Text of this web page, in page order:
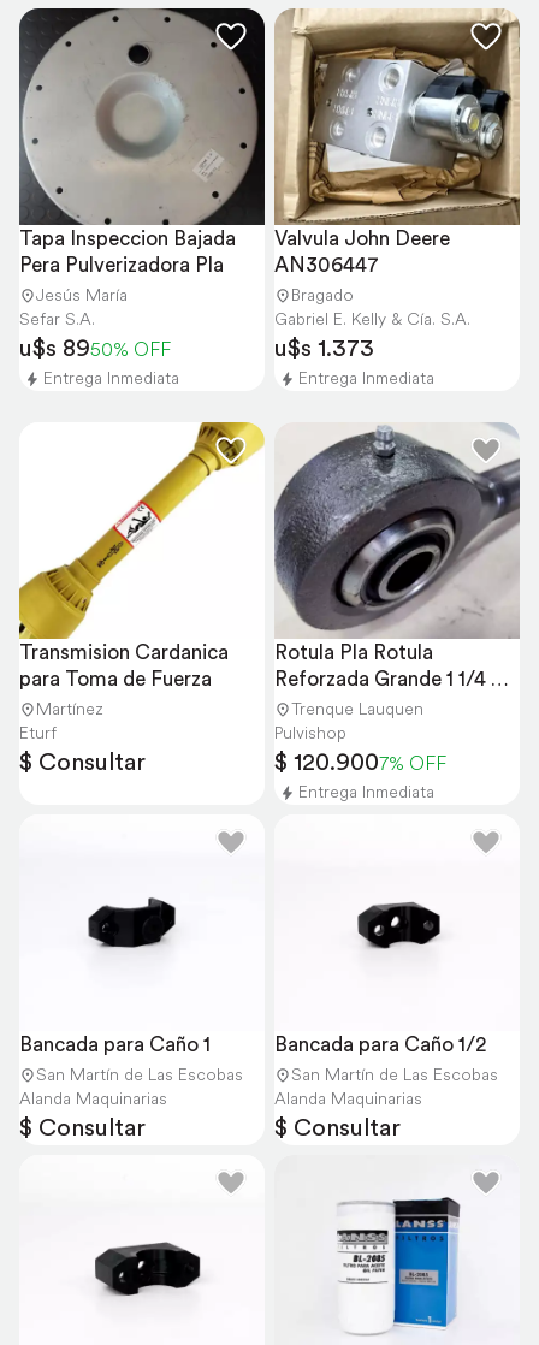
Tapa Inspeccion Bajada
Pera Pulverizadora Pla
Jesús María
Sefar S.A.
u$s 8950% OFF
Entrega Inmediata
Valvula John Deere
AN306447
Bragado
Gabriel E. Kelly & Cía. S.A.
u$s 1.373
Entrega Inmediata
Transmision Cardanica
para Toma de Fuerza
Martínez
Eturf
$ Consultar
Rotula Pla Rotula
Reforzada Grande 1 1/4
Buje Intercambiable
Trenque Lauquen
Pulvishop
$ 120.9007% OFF
Entrega Inmediata
Bancada para Caño 1
San Martín de Las Escobas
Alanda Maquinarias
$ Consultar
Bancada para Caño 1/2
San Martín de Las Escobas
Alanda Maquinarias
$ Consultar